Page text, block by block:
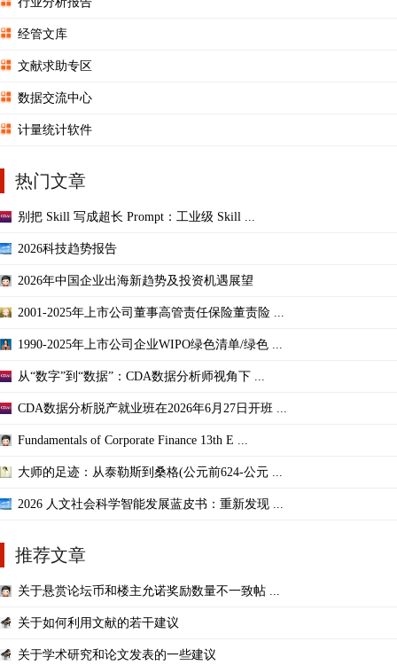
经管文库
文献求助专区
数据交流中心
计量统计软件
热门文章
别把 Skill 写成超长 Prompt：工业级 Skill ...
2026科技趋势报告
2026年中国企业出海新趋势及投资机遇展望
2001-2025年上市公司董事高管责任保险董责险 ...
1990-2025年上市公司企业WIPO绿色清单/绿色 ...
从“数字”到“数据”：CDA数据分析师视角下 ...
CDA数据分析脱产就业班在2026年6月27日开班 ...
Fundamentals of Corporate Finance 13th E ...
大师的足迹：从泰勒斯到桑格(公元前624-公元 ...
2026 人文社会科学智能发展蓝皮书：重新发现 ...
推荐文章
关于悬赏论坛币和楼主允诺奖励数量不一致帖 ...
关于如何利用文献的若干建议
关于学术研究和论文发表的一些建议